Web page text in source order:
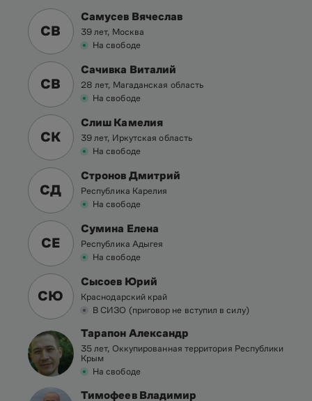
СВ
Самусев Вячеслав
39 лет, Москва
На свободе
СВ
Сачивка Виталий
28 лет, Магаданская область
На свободе
СК
Слиш Камелия
39 лет, Иркутская область
На свободе
СД
Стронов Дмитрий
Республика Карелия
На свободе
СЕ
Сумина Елена
Республика Адыгея
На свободе
СЮ
Сысоев Юрий
Краснодарский край
В СИЗО (приговор не вступил в силу)
Тарапон Александр
35 лет, Оккупированная территория Республики
Крым
На свободе
Тимофеев Владимир